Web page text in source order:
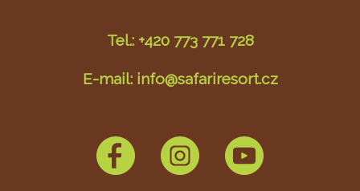
Tel.: +420 773 771 728
E-mail: info@safariresort.cz